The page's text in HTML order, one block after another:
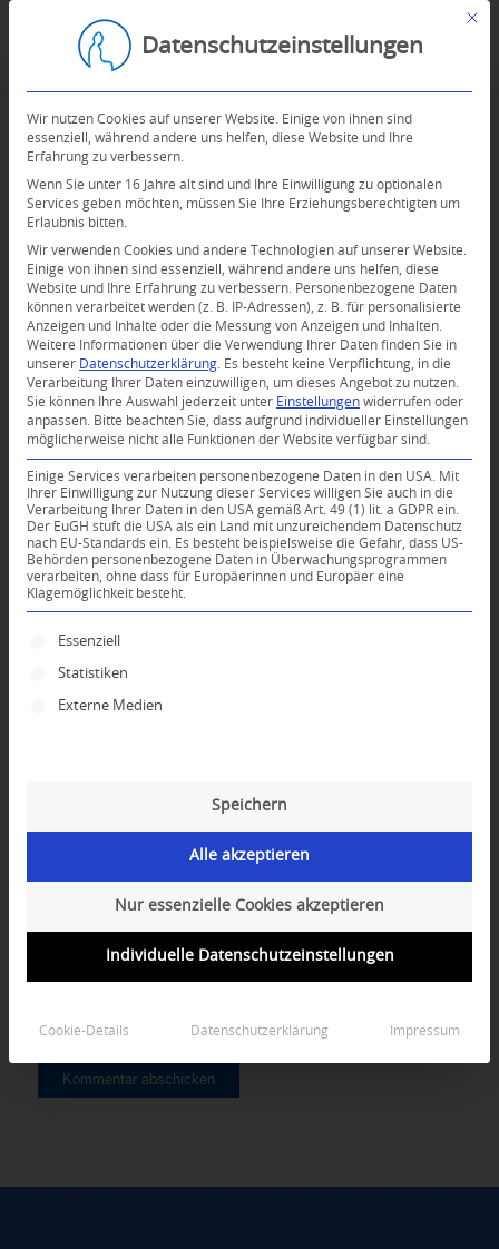
0
KOMMENTARE
Dein Kommentar
An Diskussion beteiligen?
Hinterlassen Sie uns Ihren Kommentar!
Mit
Datenschutzeinstellungen
Wir nutzen Cookies auf unserer Website. Einige von ihnen sind
essenziell, während andere uns helfen, diese Website und Ihre
Erfahrung zu verbessern.
Wenn Sie unter 16 Jahre alt sind und Ihre Einwilligung zu optionalen
Services geben möchten, müssen Sie Ihre Erziehungsberechtigten um
Erlaubnis bitten.
Wir verwenden Cookies und andere Technologien auf unserer Website.
Einige von ihnen sind essenziell, während andere uns helfen, diese
Website und Ihre Erfahrung zu verbessern.
Personenbezogene Daten
können verarbeitet werden (z. B. IP-Adressen), z. B. für personalisierte
Anzeigen und Inhalte oder die Messung von Anzeigen und Inhalten.
Weitere Informationen über die Verwendung Ihrer Daten finden Sie in
unserer Datenschutzerklärung
Es besteht keine Verpflichtung, in die
Verarbeitung Ihrer Daten einzuwilligen, um dieses Angebot zu nutzen.
Sie können Ihre Auswahl jederzeit unter Einstellungen widerrufen oder
anpassen.
Bitte beachten Sie, dass aufgrund individueller Einstellungen
möglicherweise nicht alle Funktionen der Website verfügbar sind.
Einige Services verarbeiten personenbezogene Daten in den USA. Mit
Ihrer Einwilligung zur Nutzung dieser Services willigen Sie auch in die
Verarbeitung Ihrer Daten in den USA gemäß Art. 49 (1) lit. a GDPR ein.
Der EuGH stuft die USA als ein Land mit unzureichendem Datenschutz
nach EU-Standards ein. Es besteht beispielsweise die Gefahr, dass US-
Behörden personenbezogene Daten in Überwachungsprogrammen
verarbeiten, ohne dass für Europäerinnen und Europäer eine
Klagemöglichkeit besteht.
Es folgt eine Liste der Service-Gruppen, für die
Essenziell
Statistiken
Externe Medien
Speichern
Alle akzeptieren
Nur essenzielle Cookies akzeptieren
Individuelle Datenschutzeinstellungen
Cookie-Details Datenschutzerklärung Impressum